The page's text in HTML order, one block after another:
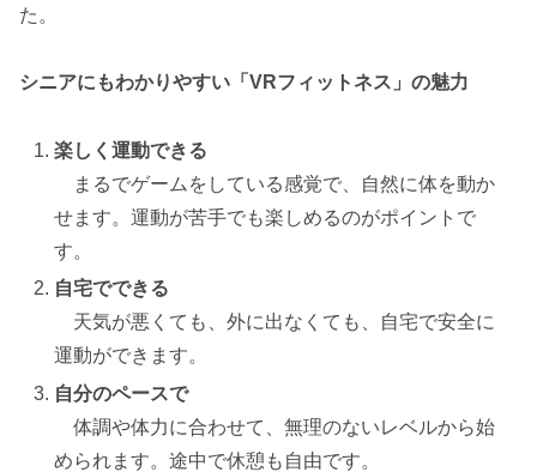
た。
シニアにもわかりやすい「VRフィットネス」の魅力
楽しく運動できる
まるでゲームをしている感覚で、自然に体を動か
せます。運動が苦手でも楽しめるのがポイントで
す。
自宅でできる
天気が悪くても、外に出なくても、自宅で安全に
運動ができます。
自分のペースで
体調や体力に合わせて、無理のないレベルから始
められます。途中で休憩も自由です。